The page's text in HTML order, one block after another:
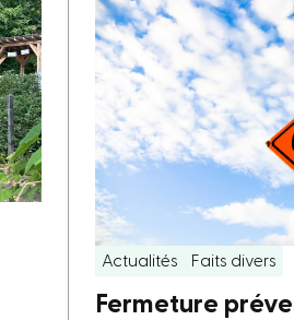
Actualités Faits divers
Fermeture